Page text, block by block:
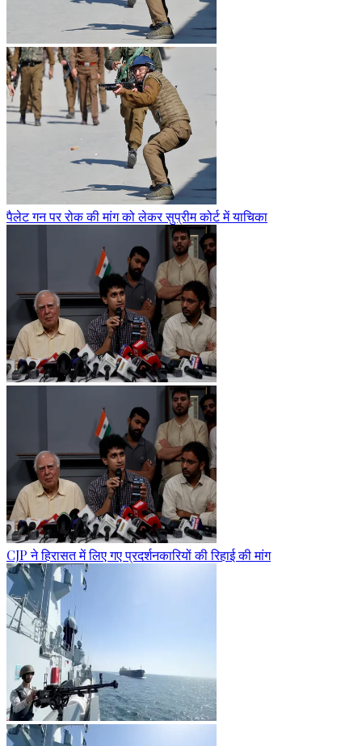
पैलेट गन पर रोक की मांग को लेकर सुप्रीम कोर्ट में याचिका
CJP ने हिरासत में लिए गए प्रदर्शनकारियों की रिहाई की मांग